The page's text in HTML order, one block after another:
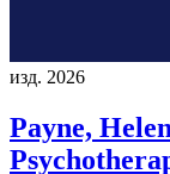
изд. 2026
Payne,